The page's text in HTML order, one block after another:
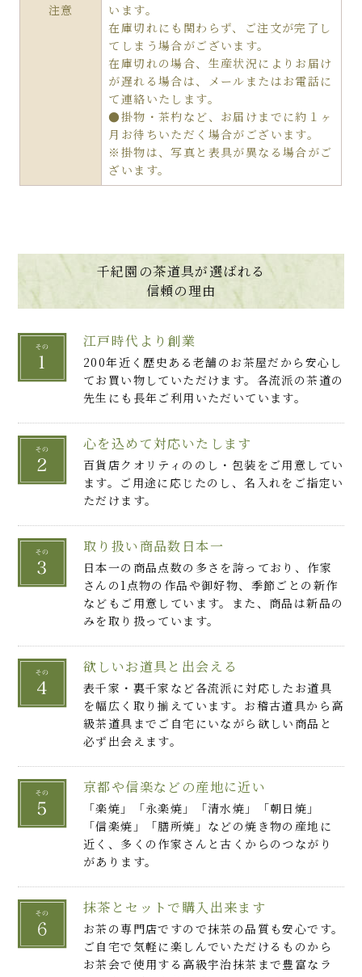
注意
います。
在庫切れにも関わらず、ご注文が完了し
てしまう場合がございます。
在庫切れの場合、生産状況によりお届け
が遅れる場合は、メールまたはお電話に
て連絡いたします。
●掛物・茶杓など、お届けまでに約１ヶ
月お待ちいただく場合がございます。
※掛物は、写真と表具が異なる場合がご
ざいます。
千紀園の茶道具が選ばれる
信頼の理由
江戸時代より創業
200年近く歴史ある老舗のお茶屋だから安心し
てお買い物していただけます。各流派の茶道の
先生にも長年ご利用いただいています。
心を込めて対応いたします
百貨店クオリティののし・包装をご用意してい
ます。ご用途に応じたのし、名入れをご指定い
ただけます。
取り扱い商品数日本一
日本一の商品点数の多さを誇っており、作家
さんの1点物の作品や御好物、季節ごとの新作
などもご用意しています。また、商品は新品の
みを取り扱っています。
欲しいお道具と出会える
表千家・裏千家など各流派に対応したお道具
を幅広く取り揃えています。お稽古道具から高
級茶道具までご自宅にいながら欲しい商品と
必ず出会えます。
京都や信楽などの産地に近い
「楽焼」「永楽焼」「清水焼」「朝日焼」
「信楽焼」「膳所焼」などの焼き物の産地に
近く、多くの作家さんと古くからのつながり
があります。
抹茶とセットで購入出来ます
お茶の専門店ですので抹茶の品質も安心です。
ご自宅で気軽に楽しんでいただけるものから
お茶会で使用する高級宇治抹茶まで豊富なラ